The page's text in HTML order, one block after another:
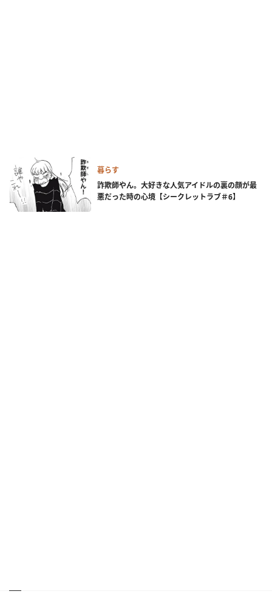
暮らす
詐欺師やん。大好きな人気アイドルの裏の顔が最
悪だった時の心境【シークレットラブ＃6】